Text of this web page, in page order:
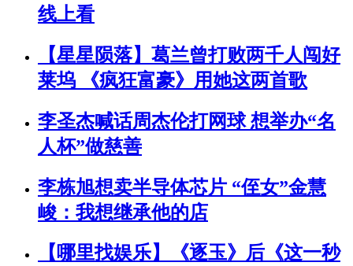
线上看
【星星陨落】葛兰曾打败两千人闯好
莱坞 《疯狂富豪》用她这两首歌
李圣杰喊话周杰伦打网球 想举办“名
人杯”做慈善
李栋旭想卖半导体芯片 “侄女”金慧
峻：我想继承他的店
【哪里找娱乐】《逐玉》后《这一秒